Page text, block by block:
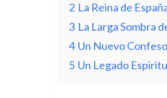
2 La Reina de
3 La Larga Sombra
4 Un Nuevo
5 Un Legado